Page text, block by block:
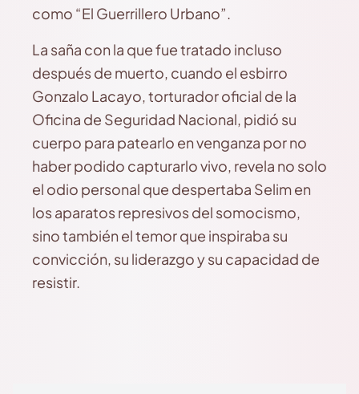
como “El Guerrillero Urbano”.
La saña con la que fue tratado incluso
después de muerto, cuando el esbirro
Gonzalo Lacayo, torturador oficial de la
Oficina de Seguridad Nacional, pidió su
cuerpo para patearlo en venganza por no
haber podido capturarlo vivo, revela no solo
el odio personal que despertaba Selim en
los aparatos represivos del somocismo,
sino también el temor que inspiraba su
convicción, su liderazgo y su capacidad de
resistir.